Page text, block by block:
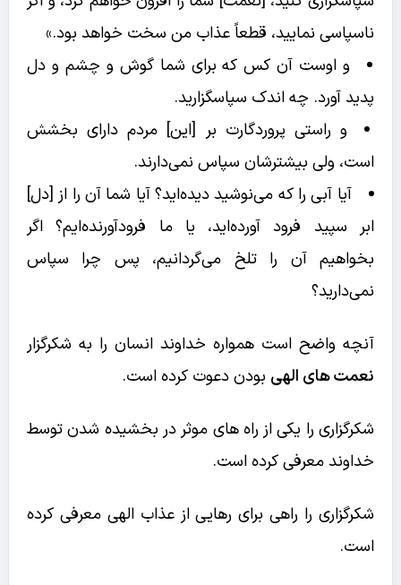
ناسپاسی نمایید، قطعاً عذاب من سخت خواهد بود.»
و اوست آن کس که برای شما گوش و چشم و دل
پدید آورد. چه اندک سپاسگزارید.
و راستی پروردگارت بر [این‌] مردم دارای بخشش
است، ولی بیشترشان سپاس نمی‌دارند.
آیا آبی را که می‌نوشید دیده‌اید؟ آیا شما آن را از [دل‌]
ابر سپید فرود آورده‌اید، یا ما فرودآورنده‌ایم؟ اگر
بخواهیم آن را تلخ می‌گردانیم، پس چرا سپاس
نمی‌دارید؟
آنچه واضح است همواره خداوند انسان را به شکرگزار
نعمت های الهی بودن دعوت کرده است.
شکرگزاری را یکی از راه های موثر در بخشیده شدن توسط
خداوند معرفی کرده است.
شکرگزاری را راهی برای رهایی از عذاب الهی معرفی کرده
است.